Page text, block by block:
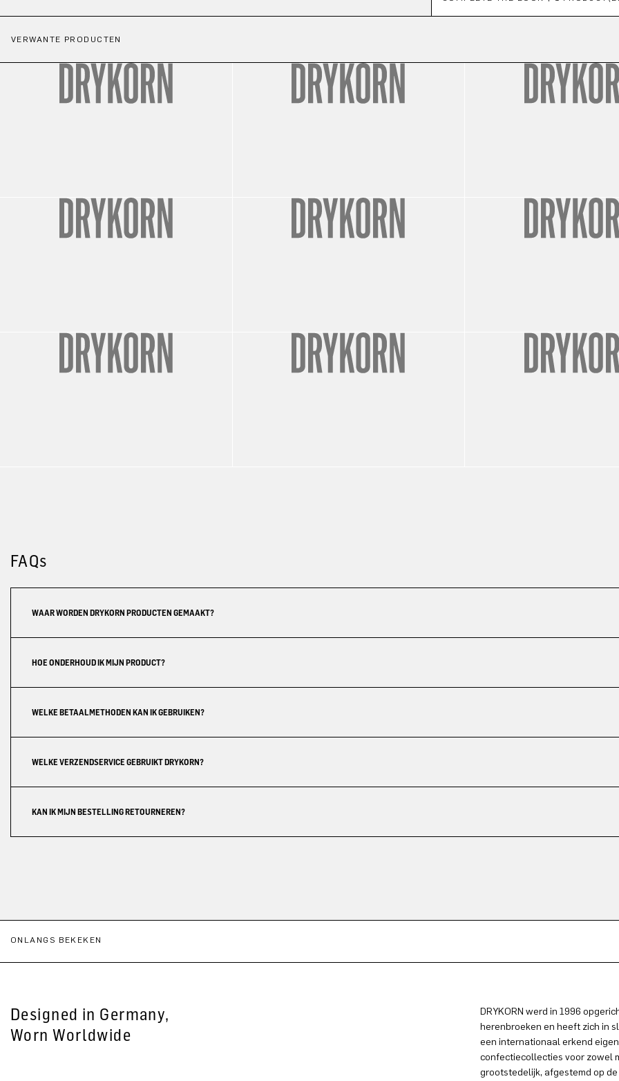
VERWANTE PRODUCTEN
FAQs
WAAR WORDEN DRYKORN PRODUCTEN GEMAAKT?
HOE ONDERHOUD IK MIJN PRODUCT?
WELKE BETAALMETHODEN KAN IK GEBRUIKEN?
WELKE VERZENDSERVICE GEBRUIKT DRYKORN?
KAN IK MIJN BESTELLING RETOURNEREN?
ONLANGS BEKEKEN
Designed in Germany,
Worn Worldwide
DRYKORN werd in 1996
herenbroeken en heeft zich in
een internationaal erkend
confectiecollecties voor zowel
grootstedelijk, afgestemd op